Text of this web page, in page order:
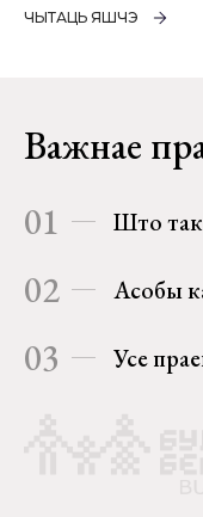
ЧЫТАЦЬ ЯШЧЭ
Важнае
01 Што
02 Асобы
03 Усе